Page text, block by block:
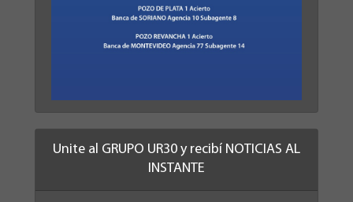
Unite al GRUPO UR30 y recibí NOTICIAS AL
INSTANTE